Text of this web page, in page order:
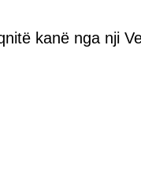
kanë nga nji